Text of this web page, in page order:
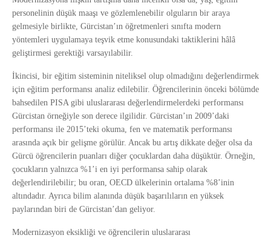
personelinin düşük maaşı ve gözlemlenebilir olguların bir araya
gelmesiyle birlikte, Gürcistan’ın öğretmenleri sınıfta modern
yöntemleri uygulamaya teşvik etme konusundaki taktiklerini hâlâ
geliştirmesi gerektiği varsayılabilir.
İkincisi, bir eğitim sisteminin niteliksel olup olmadığını değerlendirmek
için eğitim performansı analiz edilebilir. Öğrencilerinin önceki bölümde
bahsedilen PISA gibi uluslararası değerlendirmelerdeki performansı
Gürcistan örneğiyle son derece ilgilidir. Gürcistan’ın 2009’daki
performansı ile 2015’teki okuma, fen ve matematik performansı
arasında açık bir gelişme görülür. Ancak bu artış dikkate değer olsa da
Gürcü öğrencilerin puanları diğer çocuklardan daha düşüktür. Örneğin,
çocukların yalnızca %1’i en iyi performansa sahip olarak
değerlendirilebilir; bu oran, OECD ülkelerinin ortalama %8’inin
altındadır. Ayrıca bilim alanında düşük başarılıların en yüksek
paylarından biri de Gürcistan’dan geliyor.
Modernizasyon eksikliği ve öğrencilerin uluslararası